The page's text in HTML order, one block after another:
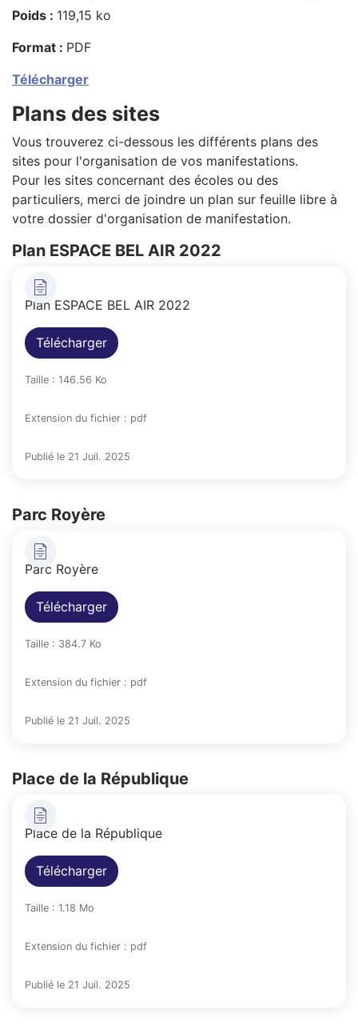
Poids : 119,15 ko
Format : PDF
Télécharger
Plans des sites
Vous trouverez ci-dessous les différents plans des
sites pour l'organisation de vos manifestations.
Pour les sites concernant des écoles ou des
particuliers, merci de joindre un plan sur feuille libre à
votre dossier d'organisation de manifestation.
Plan ESPACE BEL AIR 2022
Plan ESPACE BEL AIR 2022
Télécharger
Taille : 146.56 Ko
Extension du fichier : pdf
Publié le 21 Juil. 2025
Parc Royère
Parc Royère
Télécharger
Taille : 384.7 Ko
Extension du fichier : pdf
Publié le 21 Juil. 2025
Place de la République
Place de la République
Télécharger
Taille : 1.18 Mo
Extension du fichier : pdf
Publié le 21 Juil. 2025